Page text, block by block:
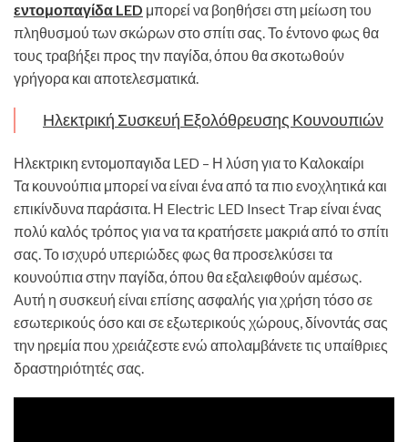
εντομοπαγίδα LED μπορεί να βοηθήσει στη μείωση του
πληθυσμού των σκώρων στο σπίτι σας. Το έντονο φως θα
τους τραβήξει προς την παγίδα, όπου θα σκοτωθούν
γρήγορα και αποτελεσματικά.
Ηλεκτρική Συσκευή Εξολόθρευσης Κουνουπιών
Ηλεκτρικη εντομοπαγιδα LED – Η λύση για το Καλοκαίρι
Τα κουνούπια μπορεί να είναι ένα από τα πιο ενοχλητικά και
επικίνδυνα παράσιτα. Η Electric LED Insect Trap είναι ένας
πολύ καλός τρόπος για να τα κρατήσετε μακριά από το σπίτι
σας. Το ισχυρό υπεριώδες φως θα προσελκύσει τα
κουνούπια στην παγίδα, όπου θα εξαλειφθούν αμέσως.
Αυτή η συσκευή είναι επίσης ασφαλής για χρήση τόσο σε
εσωτερικούς όσο και σε εξωτερικούς χώρους, δίνοντάς σας
την ηρεμία που χρειάζεστε ενώ απολαμβάνετε τις υπαίθριες
δραστηριότητές σας.